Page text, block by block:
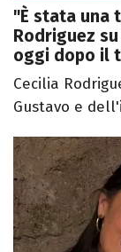
"È stata una
Rodriguez
oggi dopo il
Cecilia
Gustavo e